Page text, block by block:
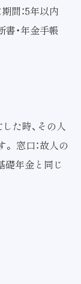
間：5年以内
書・年金手帳
た時、その人
窓口：故人の
礎年金と同じ